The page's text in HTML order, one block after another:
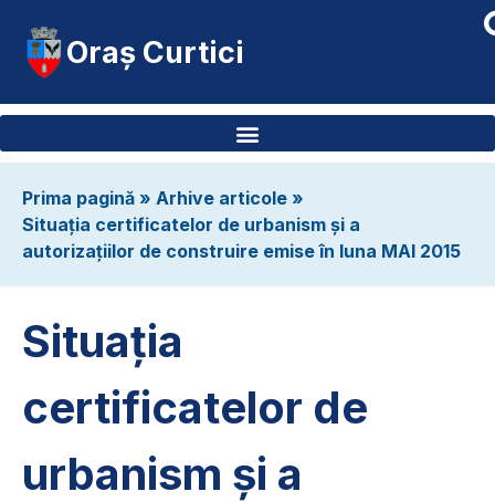
Oraș Curtici
Prima pagină » Arhive articole »
Situația certificatelor de urbanism și a
autorizațiilor de construire emise în luna MAI 2015
Situația
certificatelor de
urbanism și a